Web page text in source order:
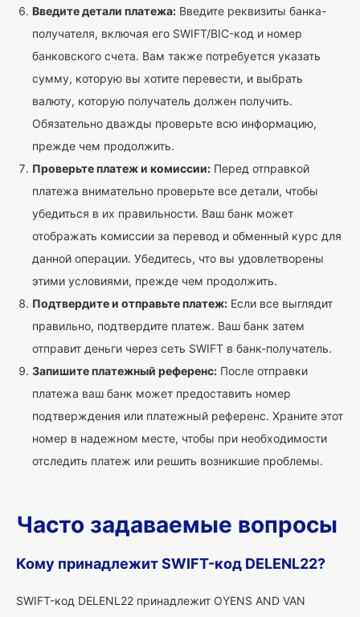
Введите детали платежа: Введите реквизиты банка-
получателя, включая его SWIFT/BIC-код и номер
банковского счета. Вам также потребуется указать
сумму, которую вы хотите перевести, и выбрать
валюту, которую получатель должен получить.
Обязательно дважды проверьте всю информацию,
прежде чем продолжить.
Проверьте платеж и комиссии: Перед отправкой
платежа внимательно проверьте все детали, чтобы
убедиться в их правильности. Ваш банк может
отображать комиссии за перевод и обменный курс для
данной операции. Убедитесь, что вы удовлетворены
этими условиями, прежде чем продолжить.
Подтвердите и отправьте платеж: Если все выглядит
правильно, подтвердите платеж. Ваш банк затем
отправит деньги через сеть SWIFT в банк-получатель.
Запишите платежный референс: После отправки
платежа ваш банк может предоставить номер
подтверждения или платежный референс. Храните этот
номер в надежном месте, чтобы при необходимости
отследить платеж или решить возникшие проблемы.
Часто задаваемые вопросы
Кому принадлежит SWIFT-код DELENL22?
SWIFT-код DELENL22 принадлежит OYENS AND VAN